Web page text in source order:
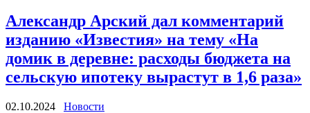
Александр Арский дал комментарий
изданию «Известия» на тему «На
домик в деревне: расходы бюджета на
сельскую ипотеку вырастут в 1,6 раза»
02.10.2024
Новости